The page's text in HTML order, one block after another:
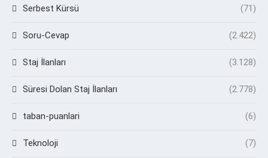
Serbest Kürsü (71)
Soru-Cevap (2.422)
Staj İlanları (3.128)
Süresi Dolan Staj İlanları (2.778)
taban-puanlari (6)
Teknoloji (7)